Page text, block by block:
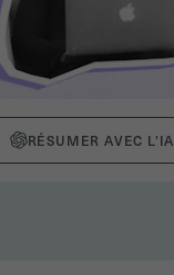
RÉSUMER AVEC L'IA